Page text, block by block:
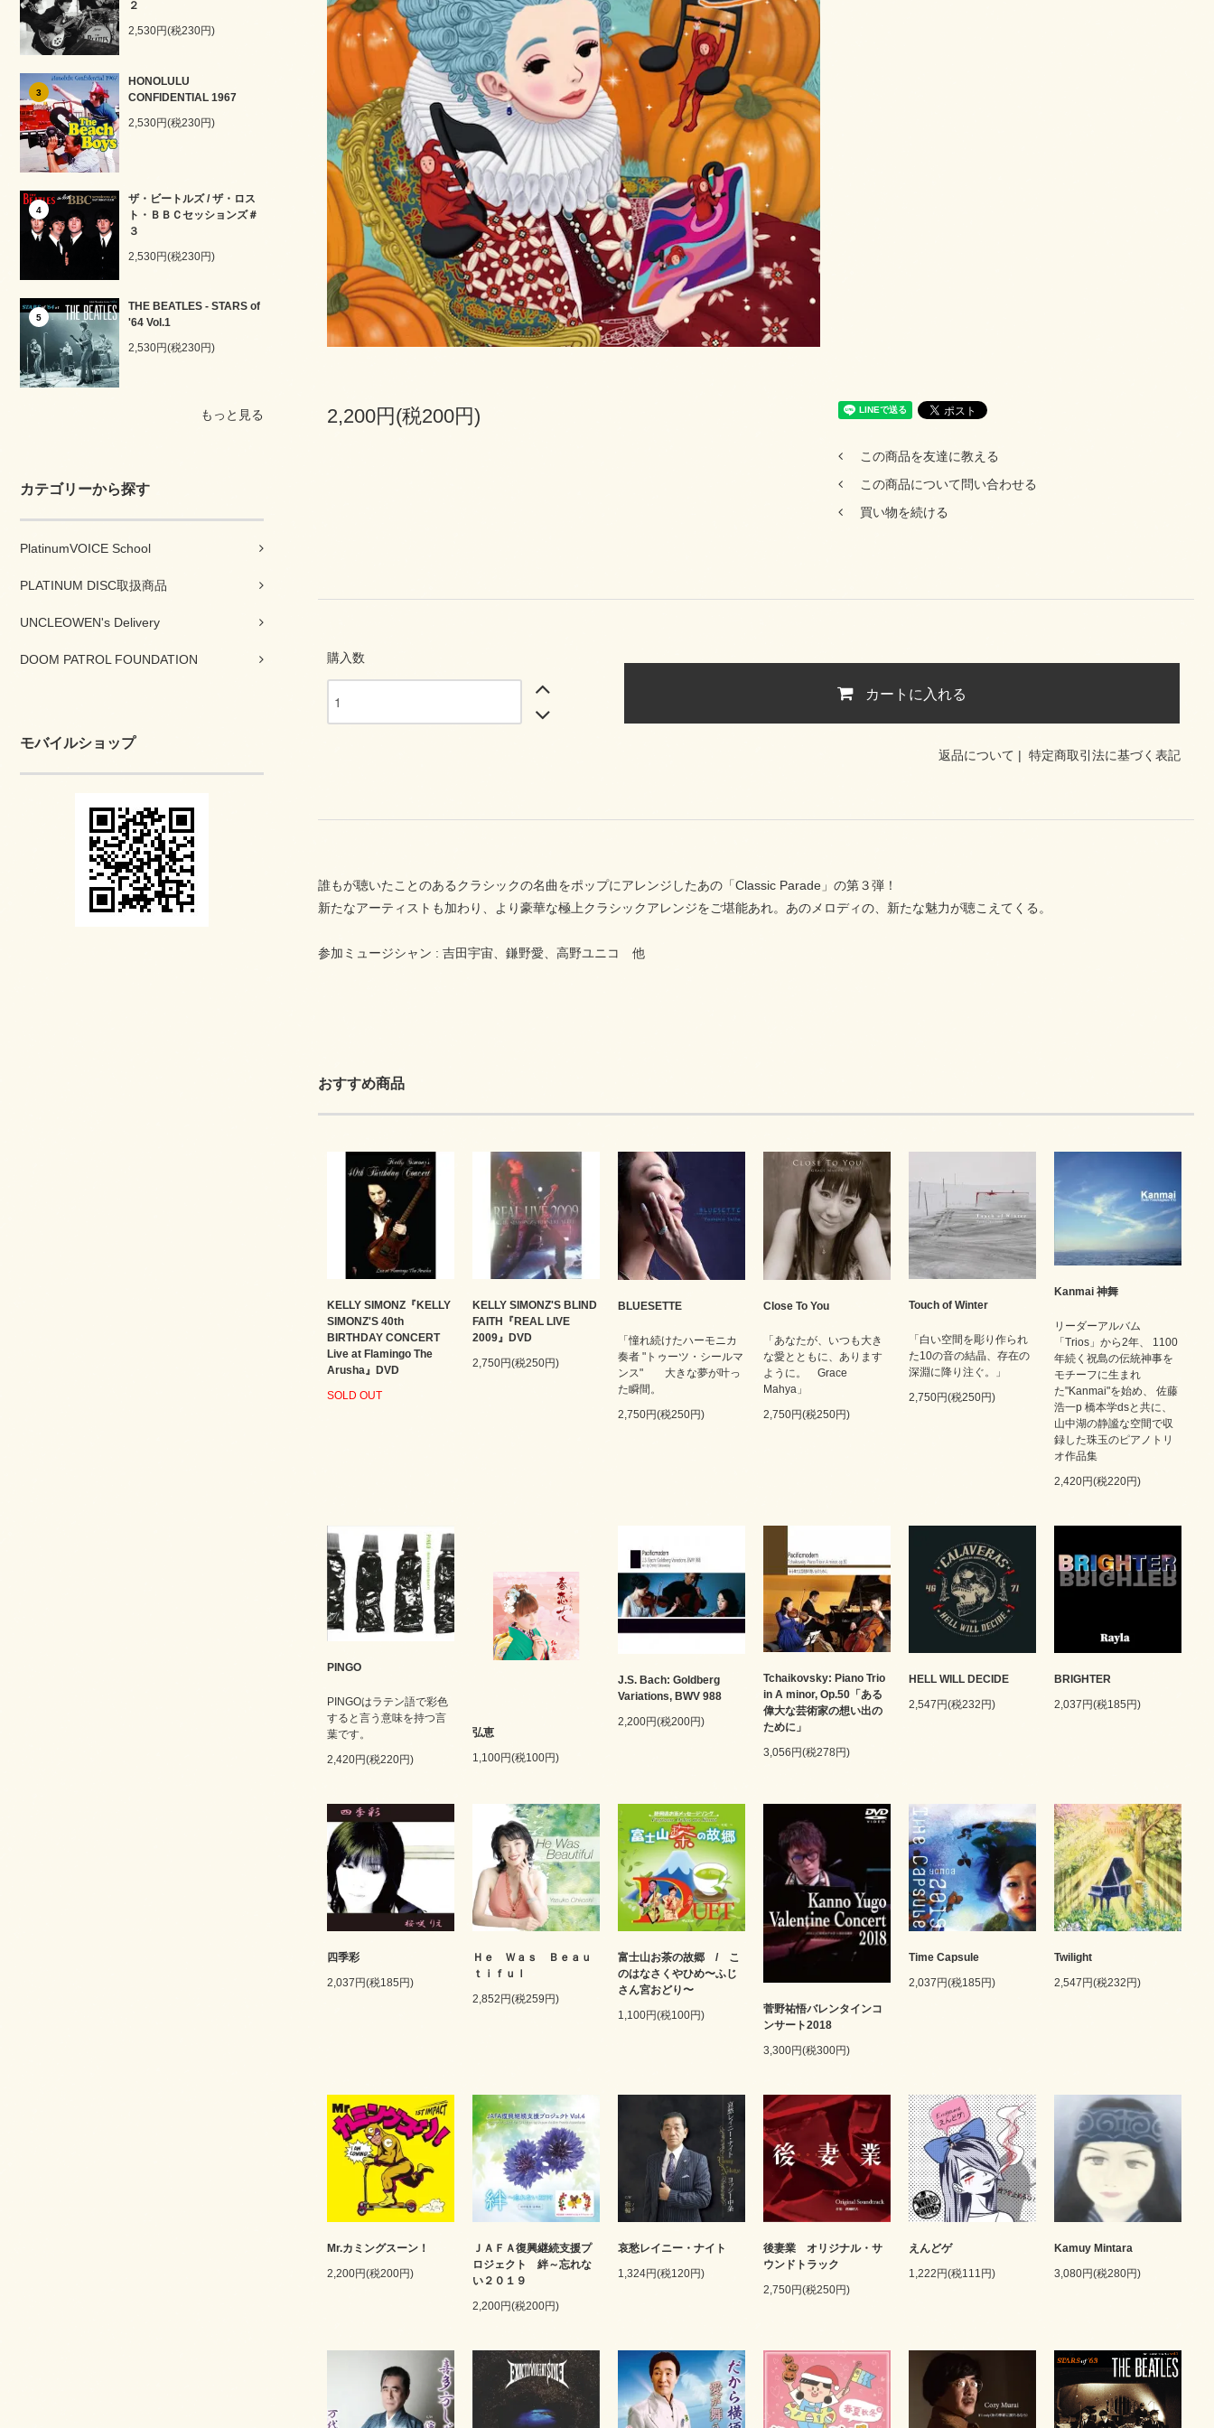
２
2,530円(税230円)
3
HONOLULU
CONFIDENTIAL 1967
2,530円(税230円)
4
ザ・ビートルズ / ザ・ロス
ト・ＢＢＣセッションズ＃
３
2,530円(税230円)
5
THE BEATLES - STARS of
'64 Vol.1
2,530円(税230円)
もっと見る
カテゴリーから探す
PlatinumVOICE School
PLATINUM DISC取扱商品
UNCLEOWEN's Delivery
DOOM PATROL FOUNDATION
モバイルショップ
2,200円(税200円)
この商品を友達に教える
この商品について問い合わせる
買い物を続ける
購入数
カートに入れる
返品について | 特定商取引法に基づく表記
誰もが聴いたことのあるクラシックの名曲をポップにアレンジしたあの「Classic Parade」の第３弾！
新たなアーティストも加わり、より豪華な極上クラシックアレンジをご堪能あれ。あのメロディの、新たな魅力が聴こえてくる。
参加ミュージシャン : 吉田宇宙、鎌野愛、高野ユニコ 他
おすすめ商品
KELLY SIMONZ『KELLY
SIMONZ'S 40th
BIRTHDAY CONCERT
Live at Flamingo The
Arusha』DVD
SOLD OUT
KELLY SIMONZ'S BLIND
FAITH『REAL LIVE
2009』DVD
2,750円(税250円)
BLUESETTE
「憧れ続けたハーモニカ
奏者 "トゥーツ・シールマ
ンス" 大きな夢が叶っ
た瞬間。
2,750円(税250円)
Close To You
「あなたが、いつも大き
な愛とともに、あります
ように。 Grace
Mahya」
2,750円(税250円)
Touch of Winter
「白い空間を彫り作られ
た10の音の結晶、存在の
深淵に降り注ぐ。」
2,750円(税250円)
Kanmai 神舞
リーダーアルバム
「Trios」から2年、 1100
年続く祝島の伝統神事を
モチーフに生まれ
た"Kanmai"を始め、 佐藤
浩一p 橋本学dsと共に、
山中湖の静謐な空間で収
録した珠玉のピアノトリ
オ作品集
2,420円(税220円)
PINGO
PINGOはラテン語で彩色
すると言う意味を持つ言
葉です。
2,420円(税220円)
弘恵
1,100円(税100円)
J.S. Bach: Goldberg
Variations, BWV 988
2,200円(税200円)
Tchaikovsky: Piano Trio
in A minor, Op.50「ある
偉大な芸術家の想い出の
ために」
3,056円(税278円)
HELL WILL DECIDE
2,547円(税232円)
BRIGHTER
2,037円(税185円)
四季彩
2,037円(税185円)
Ｈｅ Ｗａｓ Ｂｅａｕ
ｔｉｆｕｌ
2,852円(税259円)
富士山お茶の故郷 / こ
のはなさくやひめ〜ふじ
さん宮おどり〜
1,100円(税100円)
菅野祐悟バレンタインコ
ンサート2018
3,300円(税300円)
Time Capsule
2,037円(税185円)
Twilight
2,547円(税232円)
Mr.カミングスーン！
2,200円(税200円)
ＪＡＦＡ復興継続支援プ
ロジェクト 絆～忘れな
い２０１９
2,200円(税200円)
哀愁レイニー・ナイト
1,324円(税120円)
後妻業 オリジナル・サ
ウンドトラック
2,750円(税250円)
えんどゲ
1,222円(税111円)
Kamuy Mintara
3,080円(税280円)